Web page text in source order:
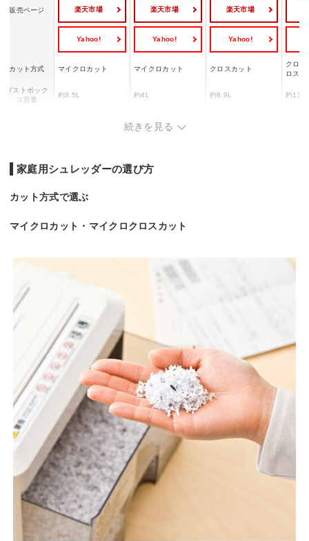
販売ページ 楽天市場
Yahoo!
楽天市場
Yahoo!
楽天市場
Yahoo!
カット方式 マイクロカット マイクロカット クロスカット
クロス
ロスカ
ダストボック
ス容量
約3.5L 約4L 約8.9L 約13L
続きを見る
家庭用シュレッダーの選び方
カット方式で選ぶ
マイクロカット・マイクロクロスカット